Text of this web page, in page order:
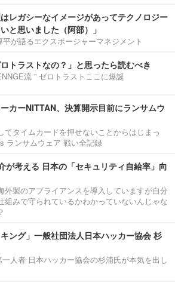
はレガシーなイメージがあってテクノロジー
と思いました（阿部）」
平が語るエクスポージャーマネジメント
ロトラストなの？」と思ったら読むべき
流 ” ゼロトラストここに爆誕
カーNITTAN、決算開示目前にランサムウ
てタイムカードを押せないことからはじまっ
ランサムウェア 戦い全記録
が考える 日本の「セキュリティ自給率」向
外製のアプライアンスを導入していますが自分
組みで守られているかわかっていないんじゃな
キング」一般社団法人日本ハッカー協会 杉
人者 日本ハッカー協会の杉浦氏が本気を出し